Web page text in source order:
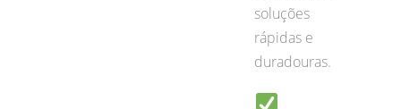
soluções
rápidas e
duradouras.